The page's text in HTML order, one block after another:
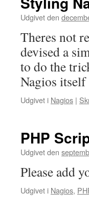
Udgivet den
Theres not
devised a
to do the
Nagios
Udgivet i Nagios |
PHP
Udgivet den
Please add
Udgivet i Nagios,